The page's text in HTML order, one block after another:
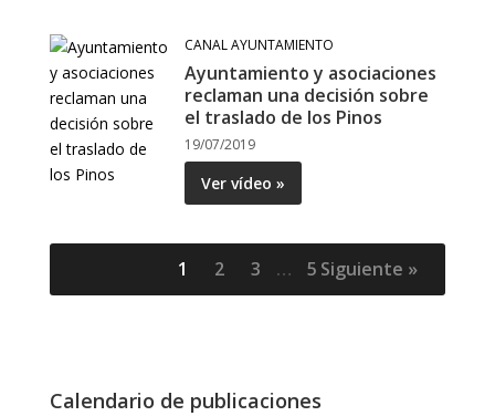
CANAL AYUNTAMIENTO
Ayuntamiento y asociaciones
reclaman una decisión sobre
el traslado de los Pinos
19/07/2019
Ver vídeo »
1 2 3 … 5 Siguiente »
Calendario de publicaciones